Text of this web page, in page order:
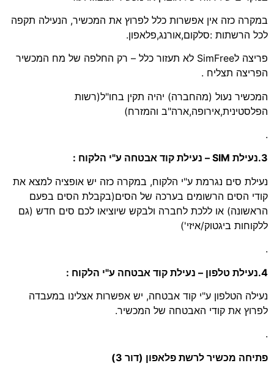
במקרה כזה אין אפשרות כלל לפרוץ את המכשיר, הנעילה תקפה
לכל הרשתות :סלקום,אורנג,פלאפון.
פריצה לSimFree לא תעזור כלל – רק החלפה של מח המכשיר
הפריצה תצליח .
המכשיר נעול (מהחברה) יהיה תקין בחו"ל(רשות
הפלסטינית,אירופה,ארה"ב והמזרח)
.
3.נעילת SIM – נעילת קוד אבטחה ע"י הלקוח :
נעילת סים נגרמת ע"י הלקוח, במקרה כזה יש אופציה למצא את
קודי הסים הרשומים בערכה של הסים(בקבלת הסים בפעם
הראשונה) או ללכת לחברה ולבקש שיוציאו לכם סים חדש (גם
ללקוחות ביגטוק/איזי')
.
4.נעילת טלפון – נעילת קוד אבטחה ע"י הלקוח :
נעילה הטלפון ע"י קוד אבטחה, יש אפשרות אצלינו במעבדה
לפרוץ את קודי האבטחה של המכשיר.
.
פתיחה מכשיר לרשת פלאפון (דור 3)